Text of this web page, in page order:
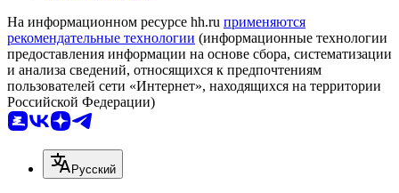
На информационном ресурсе hh.ru применяются
рекомендательные технологии (информационные технологии
предоставления информации на основе сбора, систематизации
и анализа сведений, относящихся к предпочтениям
пользователей сети «Интернет», находящихся на территории
Российской Федерации)
Русский